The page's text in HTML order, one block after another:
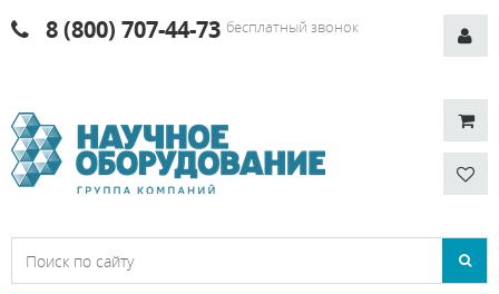
8 (800) 707-44-73 бесплатный звонок